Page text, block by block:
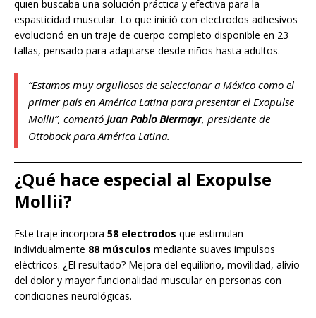
quien buscaba una solución práctica y efectiva para la
espasticidad muscular. Lo que inició con electrodos adhesivos
evolucionó en un traje de cuerpo completo disponible en 23
tallas, pensado para adaptarse desde niños hasta adultos.
“Estamos muy orgullosos de seleccionar a México como el
primer país en América Latina para presentar el Exopulse
Mollii”, comentó Juan Pablo Biermayr, presidente de
Ottobock para América Latina.
¿Qué hace especial al Exopulse
Mollii?
Este traje incorpora 58 electrodos que estimulan
individualmente 88 músculos mediante suaves impulsos
eléctricos. ¿El resultado? Mejora del equilibrio, movilidad, alivio
del dolor y mayor funcionalidad muscular en personas con
condiciones neurológicas.